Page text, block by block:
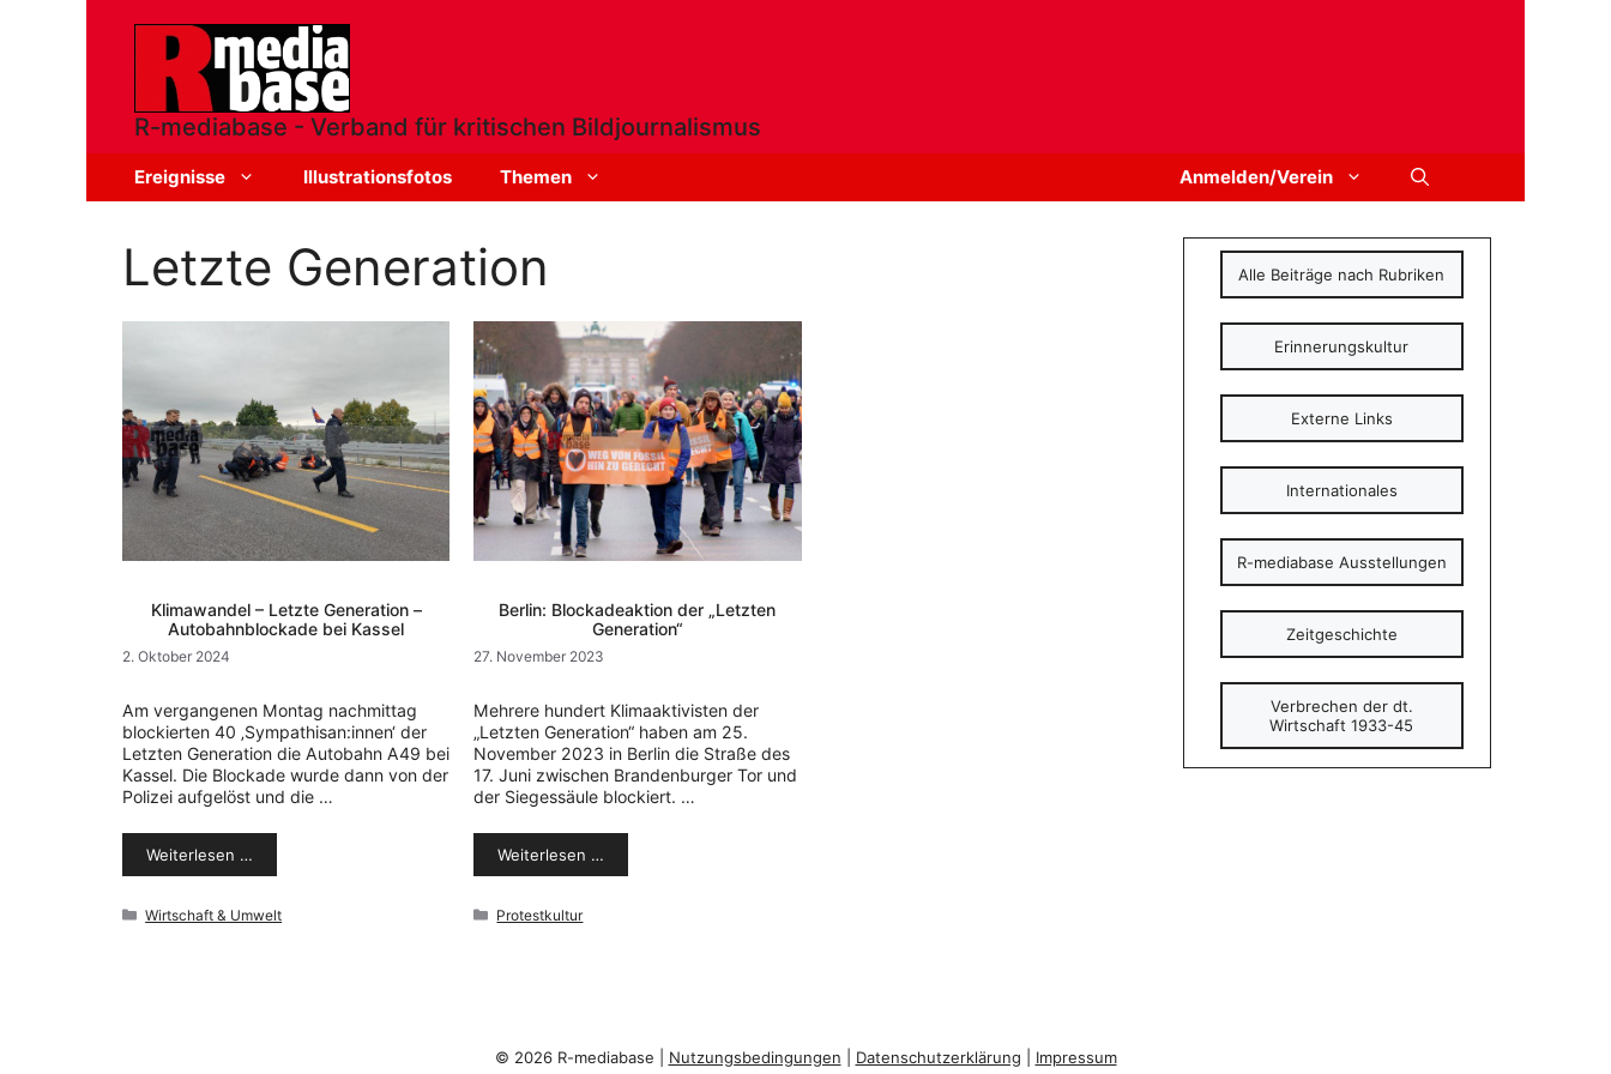
R-mediabase - Verband für kritischen Bildjournalismus
Ereignisse Illustrationsfotos Themen Anmelden/Verein
Letzte Generation
Klimawandel – Letzte Generation –
Autobahnblockade bei Kassel
2. Oktober 2024
Am vergangenen Montag nachmittag
blockierten 40 ‚Sympathisan:innen‘ der
Letzten Generation die Autobahn A49 bei
Kassel. Die Blockade wurde dann von der
Polizei aufgelöst und die …
Weiterlesen …
Kategorien
Wirtschaft & Umwelt
Berlin: Blockadeaktion der „Letzten
Generation“
27. November 2023
Mehrere hundert Klimaaktivisten der
„Letzten Generation“ haben am 25.
November 2023 in Berlin die Straße des
17. Juni zwischen Brandenburger Tor und
der Siegessäule blockiert. …
Weiterlesen …
Kategorien
Protestkultur
Alle Beiträge nach Rubriken
Erinnerungskultur
Externe Links
Internationales
R-mediabase Ausstellungen
Zeitgeschichte
Verbrechen der dt.
Wirtschaft 1933-45
© 2026 R-mediabase | Nutzungsbedingungen Datenschutzerklärung Impressum